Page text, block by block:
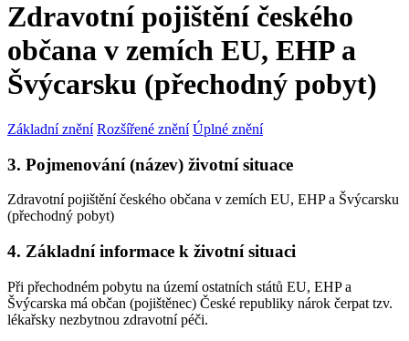
Zdravotní pojištění českého
občana v zemích EU, EHP a
Švýcarsku (přechodný pobyt)
Základní znění Rozšířené znění Úplné znění
3. Pojmenování (název) životní situace
Zdravotní pojištění českého občana v zemích EU, EHP a Švýcarsku
(přechodný pobyt)
4. Základní informace k životní situaci
Při přechodném pobytu na území ostatních států EU, EHP a
Švýcarska má občan (pojištěnec) České republiky nárok čerpat tzv.
lékařsky nezbytnou zdravotní péči.